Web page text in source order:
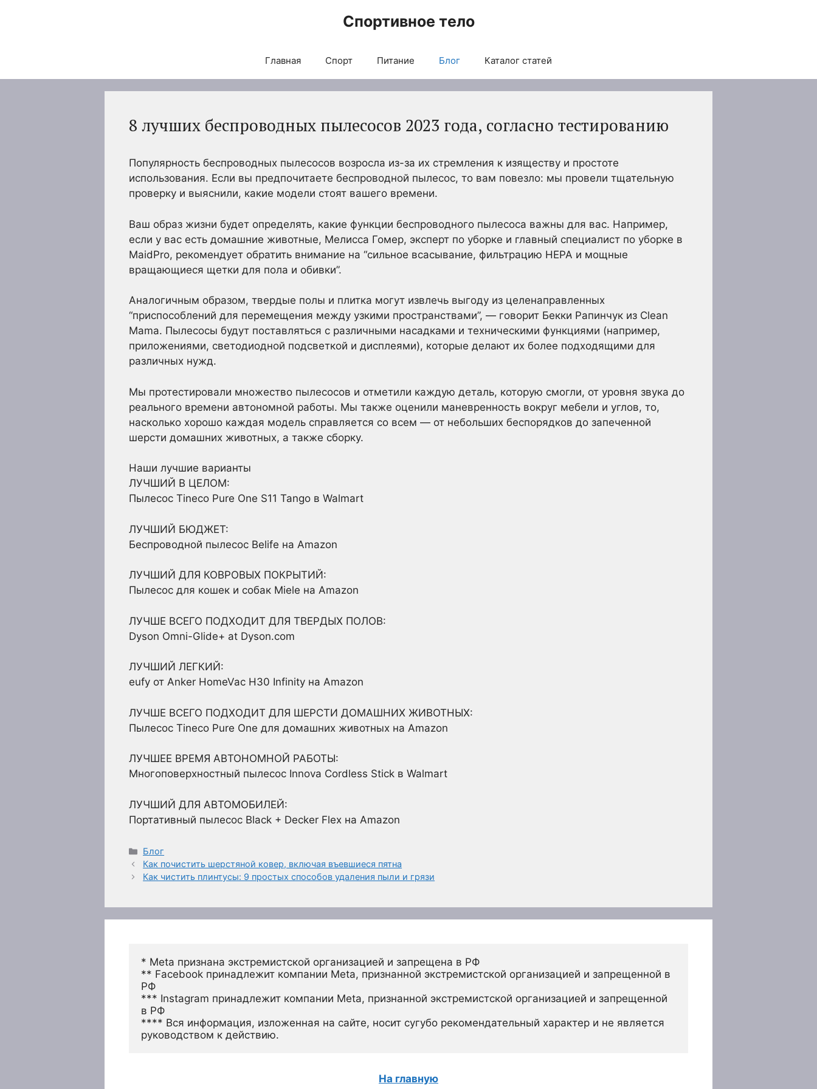
Спортивное тело
Главная Спорт Питание Блог Каталог статей
8 лучших беспроводных пылесосов 2023 года, согласно тестированию
Популярность беспроводных пылесосов возросла из-за их стремления к изяществу и простоте
использования. Если вы предпочитаете беспроводной пылесос, то вам повезло: мы провели тщательную
проверку и выяснили, какие модели стоят вашего времени.
Ваш образ жизни будет определять, какие функции беспроводного пылесоса важны для вас. Например,
если у вас есть домашние животные, Мелисса Гомер, эксперт по уборке и главный специалист по уборке в
MaidPro, рекомендует обратить внимание на “сильное всасывание, фильтрацию HEPA и мощные
вращающиеся щетки для пола и обивки”.
Аналогичным образом, твердые полы и плитка могут извлечь выгоду из целенаправленных
“приспособлений для перемещения между узкими пространствами”, — говорит Бекки Рапинчук из Clean
Mama. Пылесосы будут поставляться с различными насадками и техническими функциями (например,
приложениями, светодиодной подсветкой и дисплеями), которые делают их более подходящими для
различных нужд.
Мы протестировали множество пылесосов и отметили каждую деталь, которую смогли, от уровня звука до
реального времени автономной работы. Мы также оценили маневренность вокруг мебели и углов, то,
насколько хорошо каждая модель справляется со всем — от небольших беспорядков до запеченной
шерсти домашних животных, а также сборку.
Наши лучшие варианты
ЛУЧШИЙ В ЦЕЛОМ:
Пылесос Tineco Pure One S11 Tango в Walmart
ЛУЧШИЙ БЮДЖЕТ:
Беспроводной пылесос Belife на Amazon
ЛУЧШИЙ ДЛЯ КОВРОВЫХ ПОКРЫТИЙ:
Пылесос для кошек и собак Miele на Amazon
ЛУЧШЕ ВСЕГО ПОДХОДИТ ДЛЯ ТВЕРДЫХ ПОЛОВ:
Dyson Omni-Glide+ at Dyson.com
ЛУЧШИЙ ЛЕГКИЙ:
eufy от Anker HomeVac H30 Infinity на Amazon
ЛУЧШЕ ВСЕГО ПОДХОДИТ ДЛЯ ШЕРСТИ ДОМАШНИХ ЖИВОТНЫХ:
Пылесос Tineco Pure One для домашних животных на Amazon
ЛУЧШЕЕ ВРЕМЯ АВТОНОМНОЙ РАБОТЫ:
Многоповерхностный пылесос Innova Cordless Stick в Walmart
ЛУЧШИЙ ДЛЯ АВТОМОБИЛЕЙ:
Портативный пылесос Black + Decker Flex на Amazon
Рубрики
Блог
Как почистить шерстяной ковер, включая въевшиеся пятна
Как чистить плинтусы: 9 простых способов удаления пыли и грязи
* Meta признана экстремистской организацией и запрещена в РФ
** Facebook принадлежит компании Meta, признанной экстремистской организацией и запрещенной в
РФ
*** Instagram принадлежит компании Meta, признанной экстремистской организацией и запрещенной
в РФ
**** Вся информация, изложенная на сайте, носит сугубо рекомендательный характер и не является
руководством к действию.
На главную